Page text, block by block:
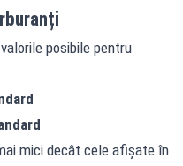
posibile pentru
mici decât cele afișate în